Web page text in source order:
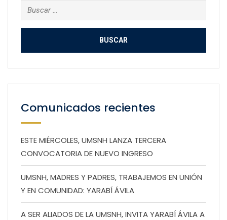
Buscar:
Comunicados recientes
ESTE MIÉRCOLES, UMSNH LANZA TERCERA
CONVOCATORIA DE NUEVO INGRESO
UMSNH, MADRES Y PADRES, TRABAJEMOS EN UNIÓN
Y EN COMUNIDAD: YARABÍ ÁVILA
A SER ALIADOS DE LA UMSNH, INVITA YARABÍ ÁVILA A